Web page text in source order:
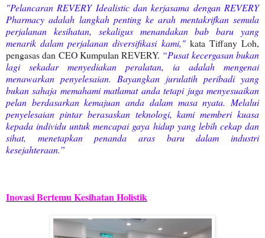
"Pelancaran REVERY Idealistic dan kerjasama dengan REVERY
Pharmacy adalah langkah penting ke arah mentakrifkan semula
perjalanan kesihatan, sekaligus menandakan bab baru yang
menarik dalam perjalanan diversifikasi kami,"kata Tiffany Loh,
pengasas dan CEO Kumpulan REVERY. “Pusat kecergasan bukan
lagi sekadar menyediakan peralatan, ia adalah mengenai
menawarkan penyelesaian. Bayangkan jurulatih peribadi yang
bukan sahaja memahami matlamat anda tetapi juga menyesuaikan
pelan berdasarkan kemajuan anda dalam masa nyata. Melalui
penyelesaian pintar berasaskan teknologi, kami memberi kuasa
kepada individu untuk mencapai gaya hidup yang lebih cekap dan
sihat, menetapkan penanda aras baru dalam industri
kesejahteraan.”
Inovasi Bertemu Kesihatan Holistik